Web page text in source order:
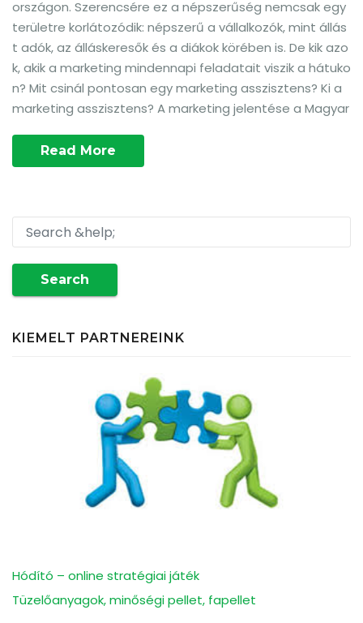
országon. Szerencsére ez a népszerűség nemcsak egy
területre korlátozódik: népszerű a vállalkozók, mint állás
t adók, az álláskeresők és a diákok körében is. De kik azo
k, akik a marketing mindennapi feladatait viszik a hátuko
n? Mit csinál pontosan egy marketing asszisztens? Ki a
marketing asszisztens? A marketing jelentése a Magyar
Read More
Search
KIEMELT PARTNEREINK
Hódító – online stratégiai játék
Tüzelőanyagok, minőségi pellet, fapellet